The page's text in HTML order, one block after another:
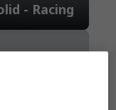
- Racing